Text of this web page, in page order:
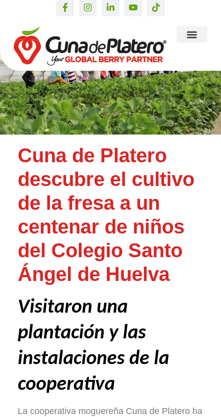
Cuna de Platero
descubre el cultivo
de la fresa a un
centenar de niños
del Colegio Santo
Ángel de Huelva
Visitaron una
plantación y las
instalaciones de la
cooperativa
La cooperativa moguereña Cuna de Platero ha